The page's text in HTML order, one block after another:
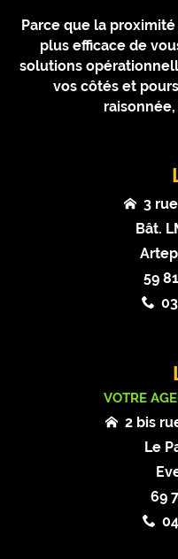
Parce que la
plus efficace de
solutions
vos côtés et
3
Bât.
59
VOTRE
2 bis
Le
69